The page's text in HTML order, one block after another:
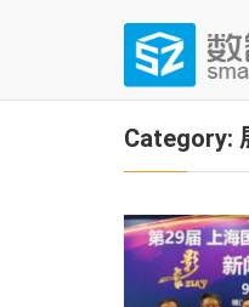
(Press
数智
智能家居第一资
Category: